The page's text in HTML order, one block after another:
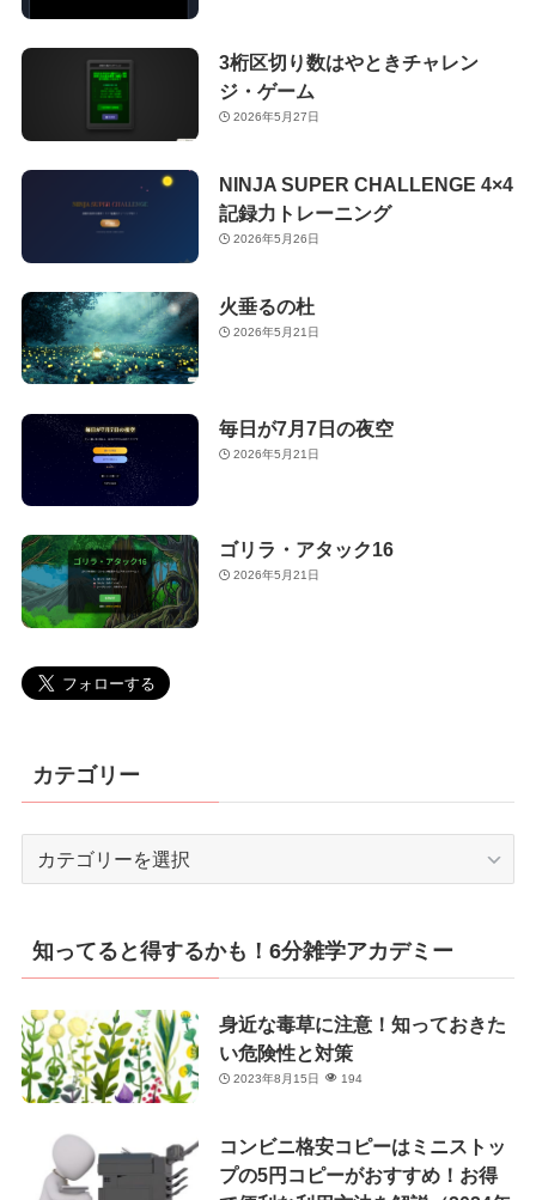
3桁区切り数はやときチャレン
ジ・ゲーム
2026年5月27日
NINJA SUPER CHALLENGE 4×4
記録力トレーニング
2026年5月26日
火垂るの杜
2026年5月21日
毎日が7月7日の夜空
2026年5月21日
ゴリラ・アタック16
2026年5月21日
カテゴリー
リ
ー
知ってると得するかも！6分雑学アカデミー
身近な毒草に注意！知っておきた
い危険性と対策
2023年8月15日 194
コンビニ格安コピーはミニストッ
プの5円コピーがおすすめ！お得